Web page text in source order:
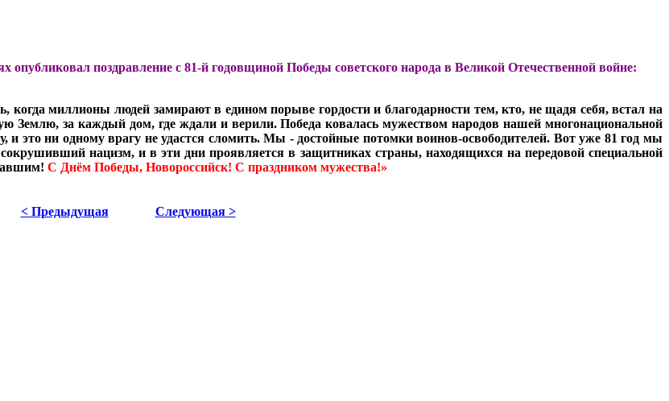
опубликовал поздравление с 81-й годовщиной Победы советского народа в Великой Отечественной войне:
миллионы людей замирают в едином порыве гордости и благодарности тем, кто, не щадя себя, встал на
Землю, за каждый дом, где ждали и верили. Победа ковалась мужеством народов нашей многонациональной
это ни одному врагу не удастся сломить. Мы - достойные потомки воинов-освободителей. Вот уже 81 год мы
нацизм, и в эти дни проявляется в защитниках страны, находящихся на передовой специальной
С Днём Победы, Новороссийск! С праздником мужества!»
< Предыдущая Следующая >